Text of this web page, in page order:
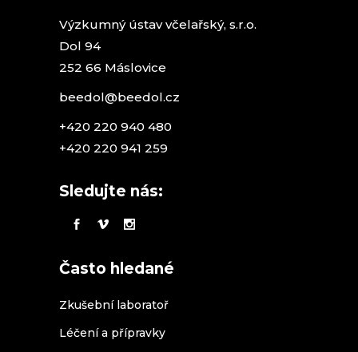
Výzkumný ústav včelařský, s.r.o.
Dol 94
252 66 Máslovice
beedol@beedol.cz
+420 220 940 480
+420 220 941 259
Sledujte nás:
Často hledané
Zkušební laboratoř
Léčení a přípravky